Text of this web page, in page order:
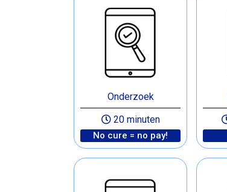
Onderzoek
20 minuten
No cure = no pay!